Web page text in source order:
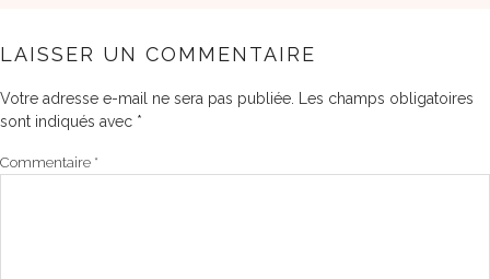
LAISSER UN COMMENTAIRE
Votre adresse e-mail ne sera pas publiée.
Les champs obligatoires
sont indiqués avec *
Commentaire *